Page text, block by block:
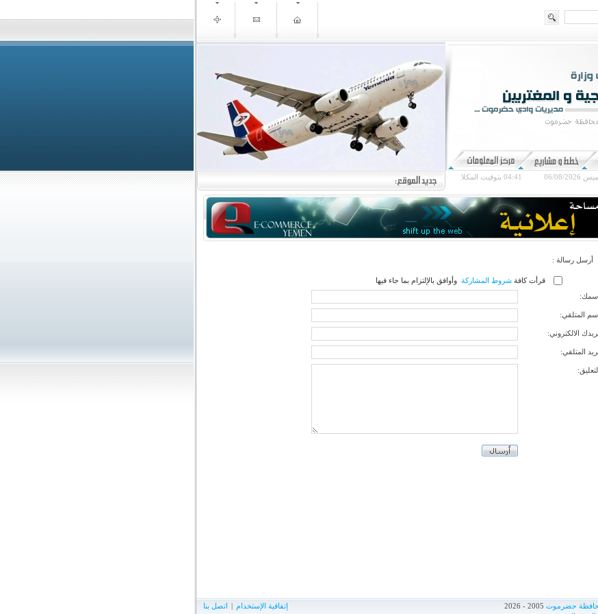
08/2026
04:41 بتوقيت المكلا
أرسل رسالة :
قرأت كافة شروط المشاركة وأوافق بالإلتزام بما جاء فيها
المتلقي:
الالكتروني:
المتلقي:
حضرموت اتصل بنا | إتفاقية الإستخدام